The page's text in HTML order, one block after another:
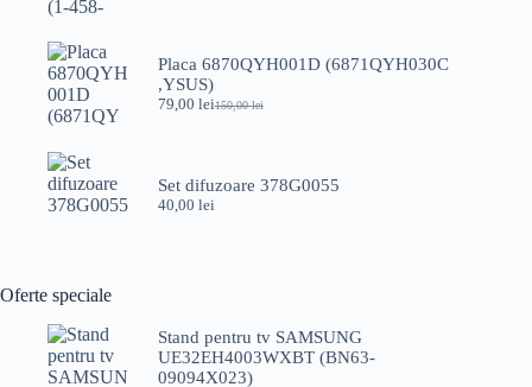
Placa 6870QYH001D (6871QYH030C
,YSUS)
150,00lei
Prețul
150,00 lei.
79,00 leiPrețul
Set difuzoare 378G0055
40,00 lei
Oferte speciale
Stand pentru tv SAMSUNG
UE32EH4003WXBT (BN63-
09094X023)